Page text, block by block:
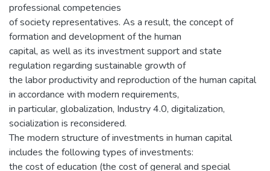
professional competencies
of society representatives. As a result, the concept of
formation and development of the human
capital, as well as its investment support and state
regulation regarding sustainable growth of
the labor productivity and reproduction of the human capital
in accordance with modern requirements,
in particular, globalization, Industry 4.0, digitalization,
socialization is reconsidered.
The modern structure of investments in human capital
includes the following types of investments:
the cost of education (the cost of general and special